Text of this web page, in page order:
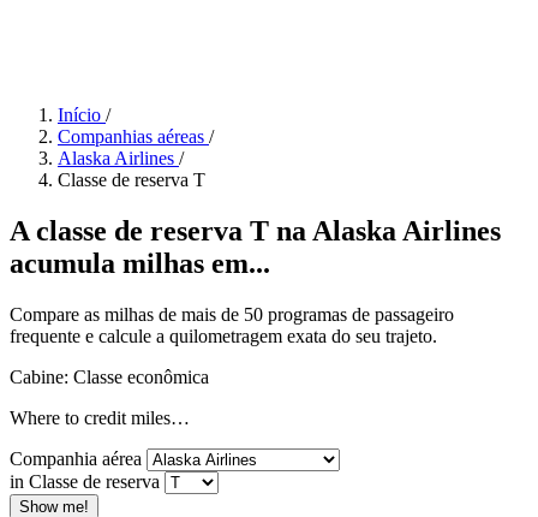
Início /
Companhias aéreas /
Alaska Airlines /
Classe de reserva T
A classe de reserva T na Alaska Airlines
acumula milhas em...
Compare as milhas de mais de 50 programas de passageiro
frequente e calcule a quilometragem exata do seu trajeto.
Cabine: Classe econômica
Where to credit miles…
Companhia aérea
in Classe de reserva
Show me!